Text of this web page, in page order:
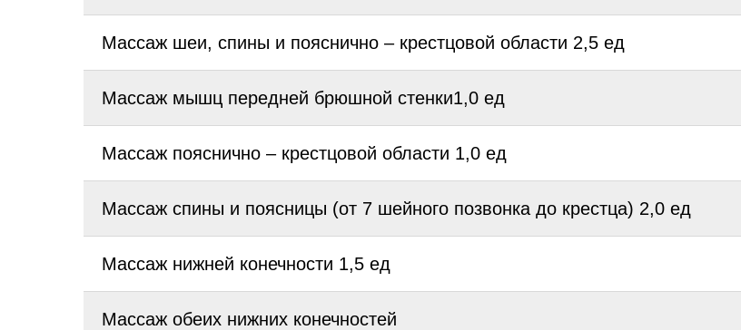
Массаж шеи, спины и пояснично – крестцовой области 2,5 ед
Массаж мышц передней брюшной стенки1,0 ед
Массаж пояснично – крестцовой области 1,0 ед
Массаж спины и поясницы (от 7 шейного позвонка до крестца) 2,0 ед
Массаж нижней конечности 1,5 ед
Массаж обеих нижних конечностей